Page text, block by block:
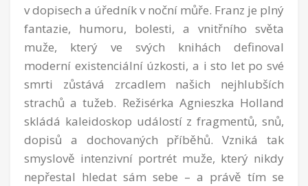
v dopisech a úředník v noční můře. Franz je plný
fantazie, humoru, bolesti, a vnitřního světa
muže, který ve svých knihách definoval
moderní existenciální úzkosti, a i sto let po své
smrti zůstává zrcadlem našich nejhlubších
strachů a tužeb. Režisérka Agnieszka Holland
skládá kaleidoskop událostí z fragmentů, snů,
dopisů a dochovaných příběhů. Vzniká tak
smyslově intenzivní portrét muže, který nikdy
nepřestal hledat sám sebe – a právě tím se